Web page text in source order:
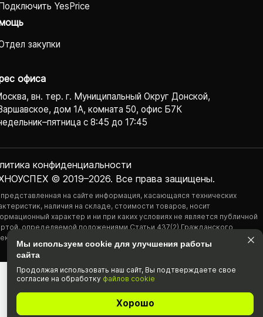
YesPrice
закупки
офиса
вн. тер. г. Муниципальный Округ Донской,
дом 1А, комната 50, офис Б7К
с 8:45 до 17:45
© 2019–2026. Все права защищены.
конфиденциаль­ности
на сайте информация, касающаяся технических
наличия на складе, стоимости товаров, носит
характер и ни при каких условиях не является публичной
определяемой положениями Статьи 437(2) Гражданского
РФ.
Мы используем cookie для улучшения работы
сайта
Продолжая использовать наш cайт, Вы подтвержда­ете свое
согласие на обработку файлов cookie
Хорошо